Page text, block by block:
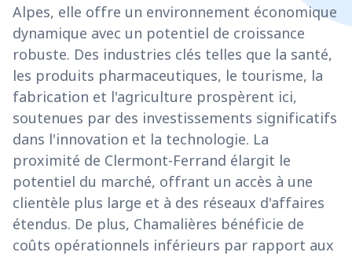
Alpes, elle offre un environnement économique
dynamique avec un potentiel de croissance
robuste. Des industries clés telles que la santé,
les produits pharmaceutiques, le tourisme, la
fabrication et l'agriculture prospèrent ici,
soutenues par des investissements significatifs
dans l'innovation et la technologie. La
proximité de Clermont-Ferrand élargit le
potentiel du marché, offrant un accès à une
clientèle plus large et à des réseaux d'affaires
étendus. De plus, Chamalières bénéficie de
coûts opérationnels inférieurs par rapport aux